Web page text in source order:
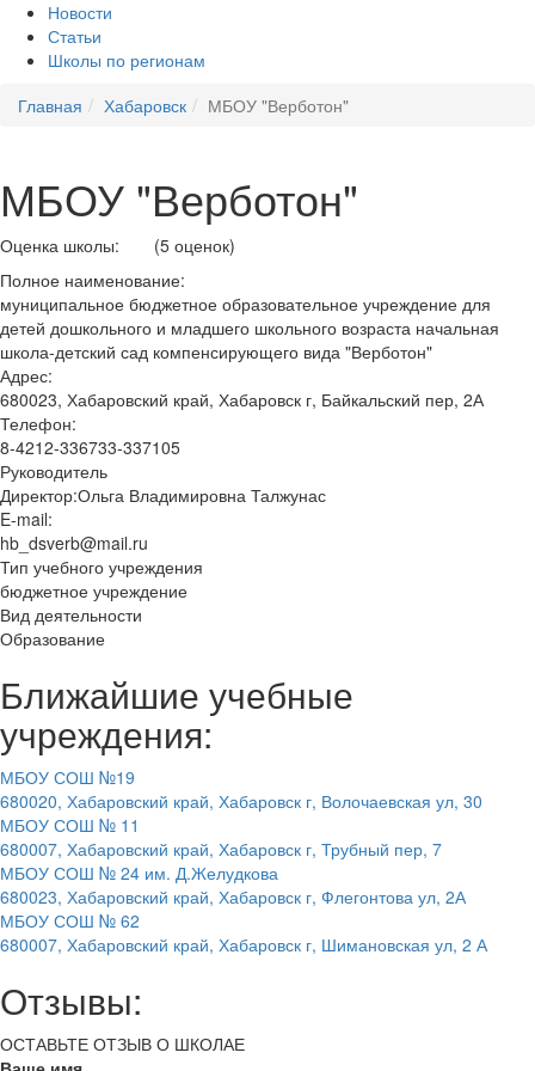
Новости
Статьи
Школы по регионам
Главная
Хабаровск МБОУ "Верботон"
МБОУ "Верботон"
Оценка школы:
(5 оценок)
Полное наименование:
муниципальное бюджетное образовательное учреждение для
детей дошкольного и младшего школьного возраста начальная
школа-детский сад компенсирующего вида "Верботон"
Адрес:
680023, Хабаровский край, Хабаровск г, Байкальский пер, 2А
Телефон:
8-4212-336733-337105
Руководитель
Директор:Ольга Владимировна Талжунас
E-mail:
hb_dsverb@mail.ru
Тип учебного учреждения
бюджетное учреждение
Вид деятельности
Образование
Ближайшие учебные
учреждения:
МБОУ СОШ №19
680020, Хабаровский край, Хабаровск г, Волочаевская ул, 30
МБОУ СОШ № 11
680007, Хабаровский край, Хабаровск г, Трубный пер, 7
МБОУ СОШ № 24 им. Д.Желудкова
680023, Хабаровский край, Хабаровск г, Флегонтова ул, 2А
МБОУ СОШ № 62
680007, Хабаровский край, Хабаровск г, Шимановская ул, 2 А
Отзывы:
ОСТАВЬТЕ ОТЗЫВ О ШКОЛАЕ